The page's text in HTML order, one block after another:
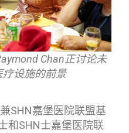
Chan正讨论未
疗设施的前景
SHN嘉堡医院联盟基
和SHN士嘉堡医院联